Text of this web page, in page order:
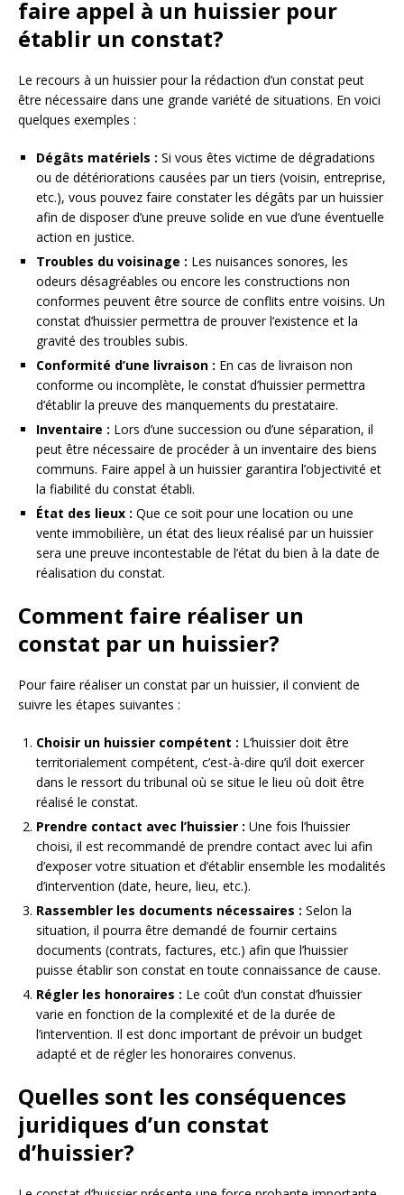
faire appel à un huissier pour
établir un constat?
Le recours à un huissier pour la rédaction d’un constat peut
être nécessaire dans une grande variété de situations. En voici
quelques exemples :
Dégâts matériels : Si vous êtes victime de dégradations
ou de détériorations causées par un tiers (voisin, entreprise,
etc.), vous pouvez faire constater les dégâts par un huissier
afin de disposer d’une preuve solide en vue d’une éventuelle
action en justice.
Troubles du voisinage : Les nuisances sonores, les
odeurs désagréables ou encore les constructions non
conformes peuvent être source de conflits entre voisins. Un
constat d’huissier permettra de prouver l’existence et la
gravité des troubles subis.
Conformité d’une livraison : En cas de livraison non
conforme ou incomplète, le constat d’huissier permettra
d’établir la preuve des manquements du prestataire.
Inventaire : Lors d’une succession ou d’une séparation, il
peut être nécessaire de procéder à un inventaire des biens
communs. Faire appel à un huissier garantira l’objectivité et
la fiabilité du constat établi.
État des lieux : Que ce soit pour une location ou une
vente immobilière, un état des lieux réalisé par un huissier
sera une preuve incontestable de l’état du bien à la date de
réalisation du constat.
Comment faire réaliser un
constat par un huissier?
Pour faire réaliser un constat par un huissier, il convient de
suivre les étapes suivantes :
Choisir un huissier compétent : L’huissier doit être
territorialement compétent, c’est-à-dire qu’il doit exercer
dans le ressort du tribunal où se situe le lieu où doit être
réalisé le constat.
Prendre contact avec l’huissier : Une fois l’huissier
choisi, il est recommandé de prendre contact avec lui afin
d’exposer votre situation et d’établir ensemble les modalités
d’intervention (date, heure, lieu, etc.).
Rassembler les documents nécessaires : Selon la
situation, il pourra être demandé de fournir certains
documents (contrats, factures, etc.) afin que l’huissier
puisse établir son constat en toute connaissance de cause.
Régler les honoraires : Le coût d’un constat d’huissier
varie en fonction de la complexité et de la durée de
l’intervention. Il est donc important de prévoir un budget
adapté et de régler les honoraires convenus.
Quelles sont les conséquences
juridiques d’un constat
d’huissier?